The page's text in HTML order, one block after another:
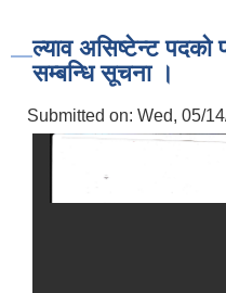
ल्याव असिष्टेन्ट पदको
सम्बन्धि सूचना ।
Submitted on: Wed, 05/